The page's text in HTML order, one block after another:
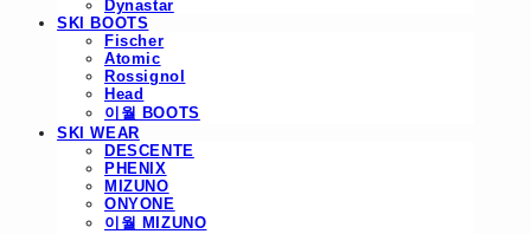
Dynastar
SKI BOOTS
Fischer
Atomic
Rossignol
Head
이월 BOOTS
SKI WEAR
DESCENTE
PHENIX
MIZUNO
ONYONE
이월 MIZUNO